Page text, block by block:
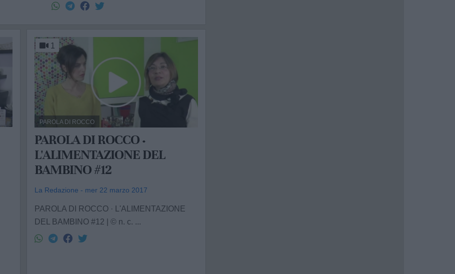
1
PAROLA DI ROCCO
PAROLA DI ROCCO ·
L'ALIMENTAZIONE DEL
BAMBINO #12
La Redazione - mer 22 marzo 2017
PAROLA DI ROCCO · L'ALIMENTAZIONE
DEL BAMBINO #12 | © n. c. ...